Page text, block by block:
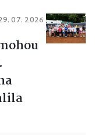
07. 2026